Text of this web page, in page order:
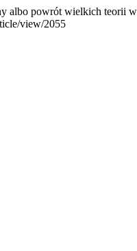
albo powrót wielkich teorii w
view/2055